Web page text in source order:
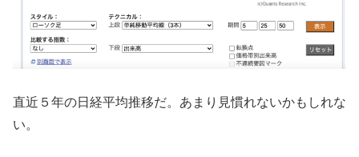
直近５年の日経平均推移だ。あまり見慣れないかもしれな
い。